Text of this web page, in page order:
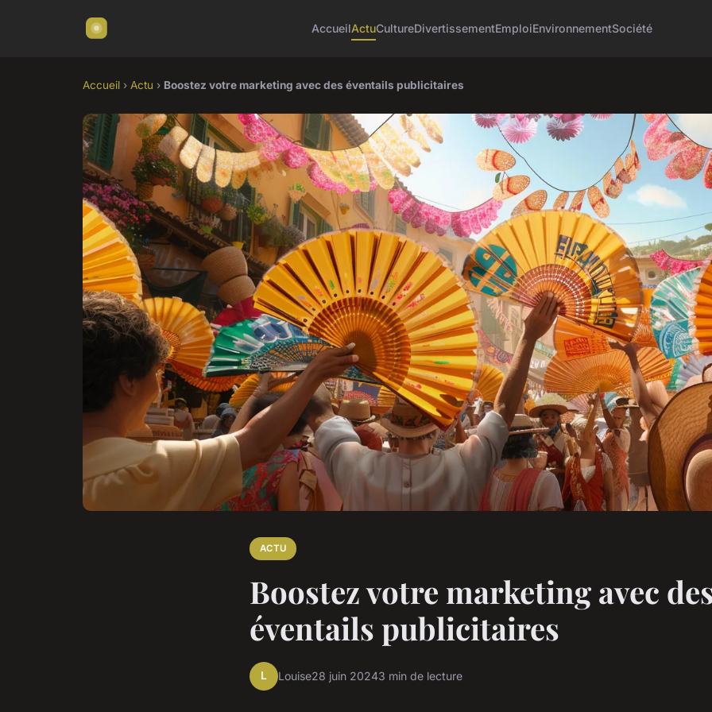
AccueilActuCultureDivertissementEmploiEnvironnementSociété
Accueil › Actu › Boostez votre marketing avec des éventails publicitaires
ACTU
Boostez votre marketing avec
éventails publicitaires
L Louise28 juin 20243 min de lecture